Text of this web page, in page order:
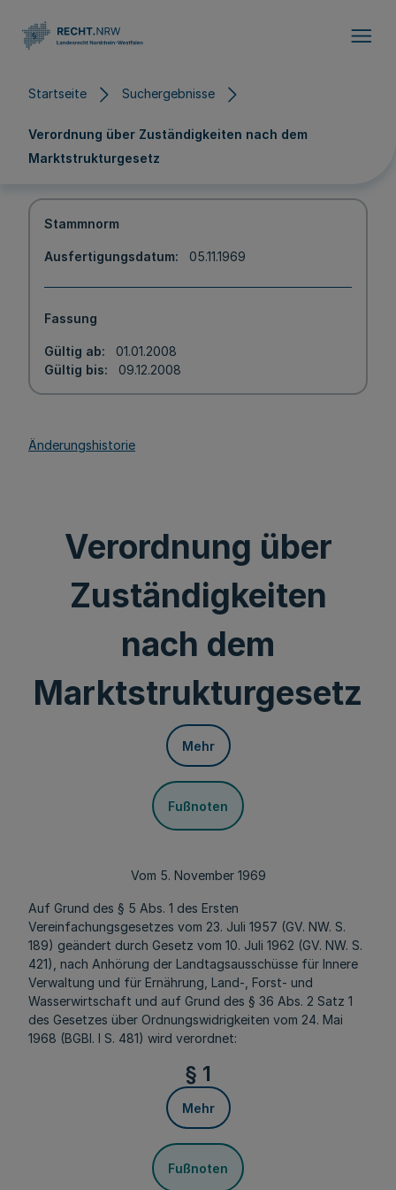
Startseite Suchergebnisse
Verordnung über Zuständigkeiten nach dem
Marktstrukturgesetz
Stammnorm
Ausfertigungsdatum 05.11.1969
Fassung
Gültig ab
01.01.2008
Gültig bis
09.12.2008
Änderungshistorie
Verordnung über
Zuständigkeiten
nach dem
Marktstrukturgesetz
Mehr
Fußnoten
Vom 5. November 1969
Auf Grund des § 5 Abs. 1 des Ersten
Vereinfachungsgesetzes vom 23. Juli 1957 (GV. NW. S.
189) geändert durch Gesetz vom 10. Juli 1962 (GV. NW. S.
421), nach Anhörung der Landtagsausschüsse für Innere
Verwaltung und für Ernährung, Land-, Forst- und
Wasserwirtschaft und auf Grund des § 36 Abs. 2 Satz 1
des Gesetzes über Ordnungswidrigkeiten vom 24. Mai
1968 (BGBl. I S. 481) wird verordnet:
§ 1
Mehr
Fußnoten